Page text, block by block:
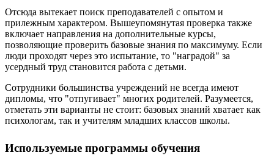
Отсюда вытекает поиск преподавателей с опытом и
прилежным характером. Вышеупомянутая проверка также
включает направления на дополнительные курсы,
позволяющие проверить базовые знания по максимуму. Если
люди проходят через это испытание, то "наградой" за
усердный труд становится работа с детьми.
Сотрудники большинства учреждений не всегда имеют
дипломы, что "отпугивает" многих родителей. Разумеется,
отметать эти варианты не стоит: базовых знаний хватает как
психологам, так и учителям младших классов школы.
Используемые программы обучения